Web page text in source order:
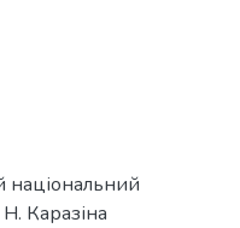
національний
Н. Каразіна